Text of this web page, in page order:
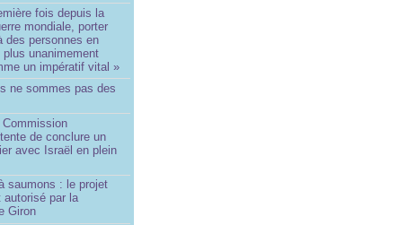
fois depuis la
mondiale, porter
des personnes en
plus unanimement
un impératif vital »
ne sommes pas des
de conclure un
avec Israël en plein
saumons : le projet
autorisé par la
Giron